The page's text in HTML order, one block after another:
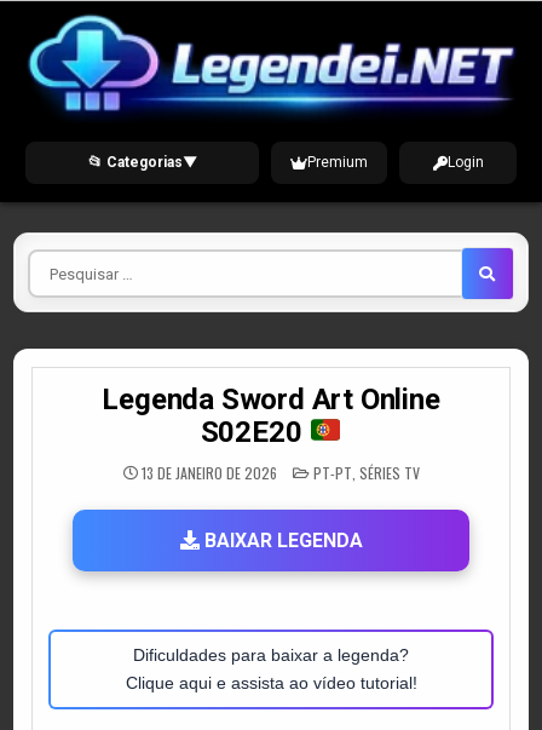
content
📂 Categorias▼ Premium Login
Pesquisar
por
Legenda Sword Art Online
S02E20
13 DE JANEIRO DE 2026 POSTED
IN
PT-PT SÉRIES TV
BAIXAR LEGENDA
Dificuldades para baixar a legenda?
Clique aqui e assista ao vídeo tutorial!